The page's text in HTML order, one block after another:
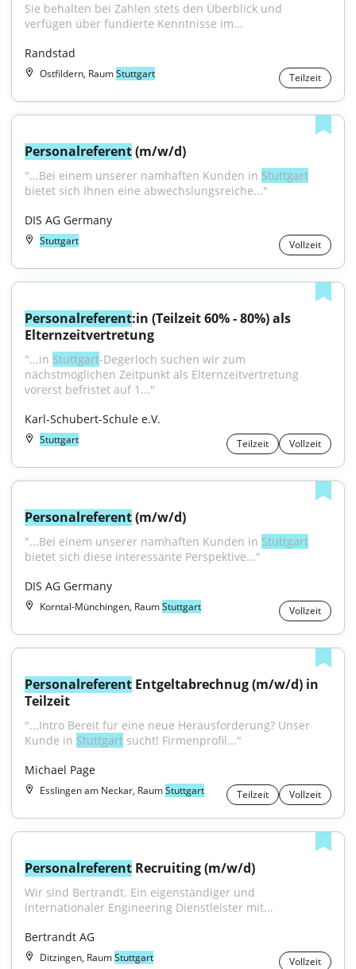
Sie behalten bei Zahlen stets den Überblick und
verfügen über fundierte Kenntnisse im...
Randstad
Ostfildern, RaumStuttgart Teilzeit
Personalreferent (m/w/d)
"...Bei einem unserer namhaften Kunden in Stuttgart
bietet sich Ihnen eine abwechslungsreiche..."
DIS AG Germany
Stuttgart Vollzeit
Personalreferent:in (Teilzeit 60% - 80%) als
Elternzeitvertretung
"...in Stuttgart-Degerloch suchen wir zum
nächstmöglichen Zeitpunkt als Elternzeitvertretung
vorerst befristet auf 1..."
Karl-Schubert-Schule e.V.
Stuttgart Teilzeit Vollzeit
Personalreferent (m/w/d)
"...Bei einem unserer namhaften Kunden in Stuttgart
bietet sich diese interessante Perspektive..."
DIS AG Germany
Korntal-Münchingen, RaumStuttgart Vollzeit
Personalreferent Entgeltabrechnug (m/w/d) in
Teilzeit
"...Intro Bereit für eine neue Herausforderung? Unser
Kunde in Stuttgart sucht! Firmenprofil..."
Michael Page
Esslingen am Neckar, RaumStuttgart Teilzeit Vollzeit
Personalreferent Recruiting (m/w/d)
Wir sind Bertrandt. Ein eigenständiger und
internationaler Engineering Dienstleister mit...
Bertrandt AG
Ditzingen, RaumStuttgart Vollzeit